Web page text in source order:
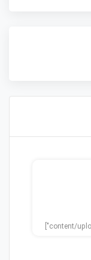
content/uploads/2023/08/2_5388641311601472142.mp4"]